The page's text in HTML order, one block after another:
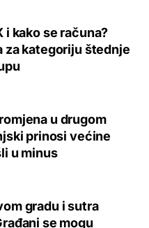
i kako se računa?
za kategoriju štednje
u drugom
prinosi većine
u minus
gradu i sutra
se mogu